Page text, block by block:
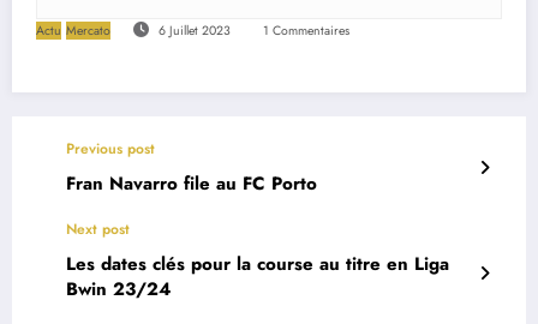
Actu Mercato 6 Juillet 2023 1 Commentaires
Previous post
Fran Navarro file au FC Porto
Next post
Les dates clés pour la course au titre en Liga
Bwin 23/24